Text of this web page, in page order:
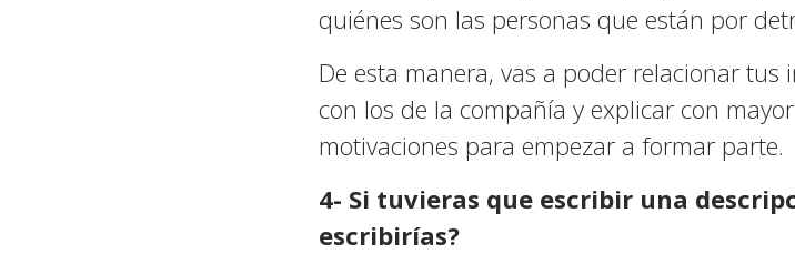
quiénes son las personas que están por
De esta manera, vas a poder relacionar tus
con los de la compañía y explicar con
motivaciones para empezar a formar parte.
4- Si tuvieras que escribir una
escribirías?